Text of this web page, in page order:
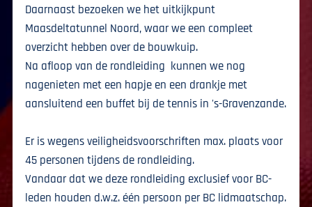
Daarnaast bezoeken we het uitkijkpunt
Maasdeltatunnel Noord, waar we een compleet
overzicht hebben over de bouwkuip.
Na afloop van de rondleiding kunnen we nog
nagenieten met een hapje en een drankje met
aansluitend een buffet bij de tennis in 's-Gravenzande.
Er is wegens veiligheidsvoorschriften max. plaats voor
45 personen tijdens de rondleiding.
Vandaar dat we deze rondleiding exclusief voor BC-
leden houden d.w.z. één persoon per BC lidmaatschap.